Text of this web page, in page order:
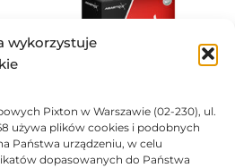
wykorzystuje
Pixton w Warszawie (02-230), ul.
używa plików cookies i podobnych
Państwa urządzeniu, w celu
dopasowanych do Państwa
Toner Asarto zamiennik do
Brother TN-325C
121,54 zł